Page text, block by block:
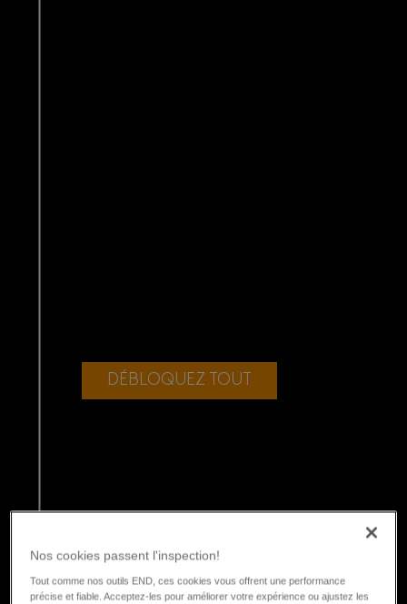
DÉBLOQUEZ TOUT
Nos cookies passent l'inspection!
Tout comme nos outils END, ces cookies vous offrent une performance
précise et fiable. Acceptez-les pour améliorer votre expérience ou ajustez les